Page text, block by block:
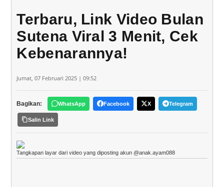
Terbaru, Link Video Bulan
Sutena Viral 3 Menit, Cek
Kebenarannya!
Jumat, 07 Februari 2025 | 09:52
Bagikan: WhatsApp Facebook X Telegram
Salin Link
Tangkapan layar dari video yang diposting akun @anak.ayam088